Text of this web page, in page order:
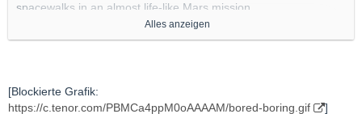
spacewalks in an almost life-like Mars mission
http://interestingengineering.com/nasa-is-hiring-people-to-stay-
http://www.nasa.gov/feature/nasa-is-recruiting-for-yearlong-
simulated-mars-mission/
Alles anzeigen
[Blockierte Grafik:
https://c.tenor.com/PBMCa4ppM0oAAAAM/bored-boring.gif
]